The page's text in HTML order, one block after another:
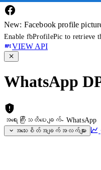
New: Facebook profile
Enable fbProfilePic to retrieve
VIEW API
အရေးကြီးသတိပေးချက်-
အသေးစိတ်အချက်အလက်များ